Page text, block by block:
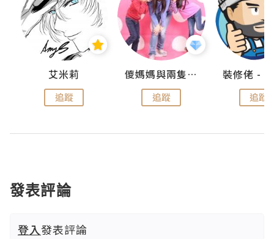
艾米莉
追蹤
儍媽媽與兩隻小魔怪之家
追蹤 追蹤
發表評論
登入發表評論